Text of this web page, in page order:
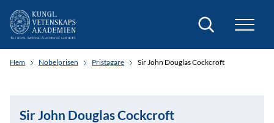
Sök
Hem Nobelprisen Pristagare Sir John Douglas Cockcroft
Sir John Douglas Cockcroft